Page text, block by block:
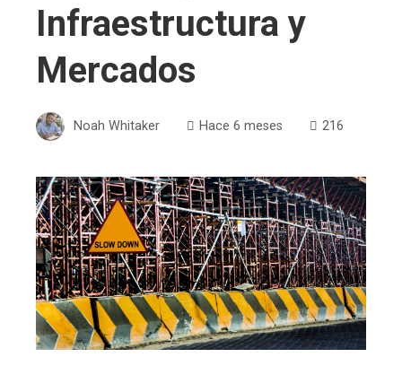
Infraestructura y
Mercados
Noah Whitaker Hace 6 meses 216